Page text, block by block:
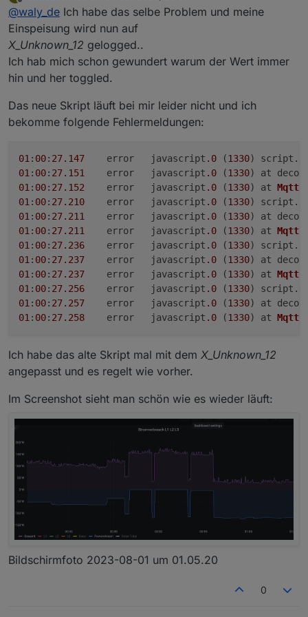
Beobachtung der eingestellten Grundlast*10 entspricht.
Es erfolgen also definitiv noch Aktualisierungen des
Bezugs innerhalb der 30 Sekunden.
Ich hab versucht Dein Problem zu korrigieren. Teste
mal
hoffentlich auch mit den Updates klar kommen sollte...
Bin gespannt, Ob es bei Euch läuft....
Offline
@waly_de Ich habe das selbe Problem und meine
Einspeisung wird nun auf
X_Unknown_12 gelogged..
Ich hab mich schon gewundert warum der Wert immer
hin und her toggled.
Das neue Skript läuft bei mir leider nicht und ich
bekomme folgende Fehlermeldungen:
01 : 00: 27.147
	error	javascript
.0 (1330) script.
01 : 00: 27.151
	error	javascript
.0 (1330) at
01 : 00: 27.152
	error	javascript
.0 (1330) at
01 : 00: 27.210
	error	javascript
.0 (1330) script.
01 : 00: 27.211
	error	javascript
.0 (1330) at
01 : 00: 27.211
	error	javascript
.0 (1330) at
01 : 00: 27.236
	error	javascript
.0 (1330) script.
01 : 00: 27.237
	error	javascript
.0 (1330) at
01 : 00: 27.237
	error	javascript
.0 (1330) at
01 : 00: 27.256
	error	javascript
.0 (1330) script.
01 : 00: 27.257
	error	javascript
.0 (1330) at
01 : 00: 27.258
	error	javascript
.0 (1330) at
Ich habe das alte Skript mal mit dem X_Unknown_12
angepasst und es regelt wie vorher.
Im Screenshot sieht man schön wie es wieder läuft:
Bildschirm­foto 2023-08-01 um 01.05.20
0